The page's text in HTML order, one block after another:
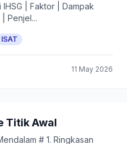
| Faktor | Dampak
Penjel...
ISAT
11 May 2026
Titik Awal
# 1. Ringkasan